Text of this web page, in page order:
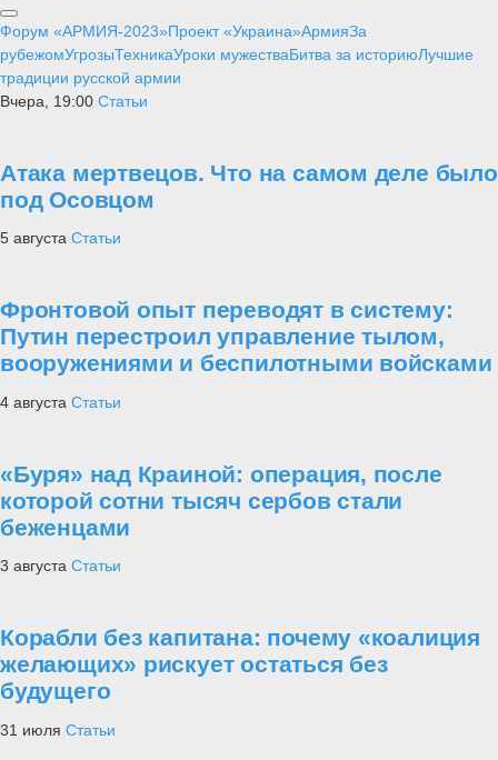
Форум «АРМИЯ-2023»Проект «Украина»АрмияЗа
рубежомУгрозыТехникаУроки мужестваБитва за историюЛучшие
традиции русской армии
Вчера, 19:00 Статьи
Атака мертвецов. Что на самом деле было
под Осовцом
5 августа Статьи
Фронтовой опыт переводят в систему:
Путин перестроил управление тылом,
вооружениями и беспилотными войсками
4 августа Статьи
«Буря» над Краиной: операция, после
которой сотни тысяч сербов стали
беженцами
3 августа Статьи
Корабли без капитана: почему «коалиция
желающих» рискует остаться без
будущего
31 июля Статьи